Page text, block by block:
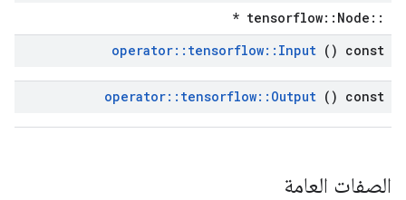
::tensorflow::Node *
operator:: tensorflow:: Input () const
operator:: tensorflow:: Output () const
الصفات العامة